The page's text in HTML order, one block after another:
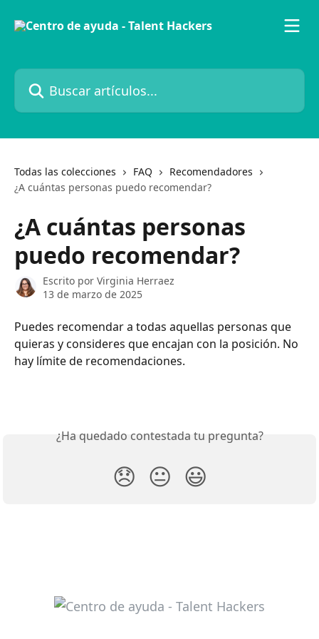
Buscar artículos...
Todas las colecciones FAQ
Recomendadores
¿A cuántas personas puedo recomendar?
¿A cuántas personas
puedo recomendar?
Escrito por Virginia Herraez
13 de marzo de 2025
Puedes recomendar a todas aquellas personas que
quieras y consideres que encajan con la posición. No
hay límite de recomendaciones.
¿Ha quedado contestada tu pregunta?
😞 😐 😃